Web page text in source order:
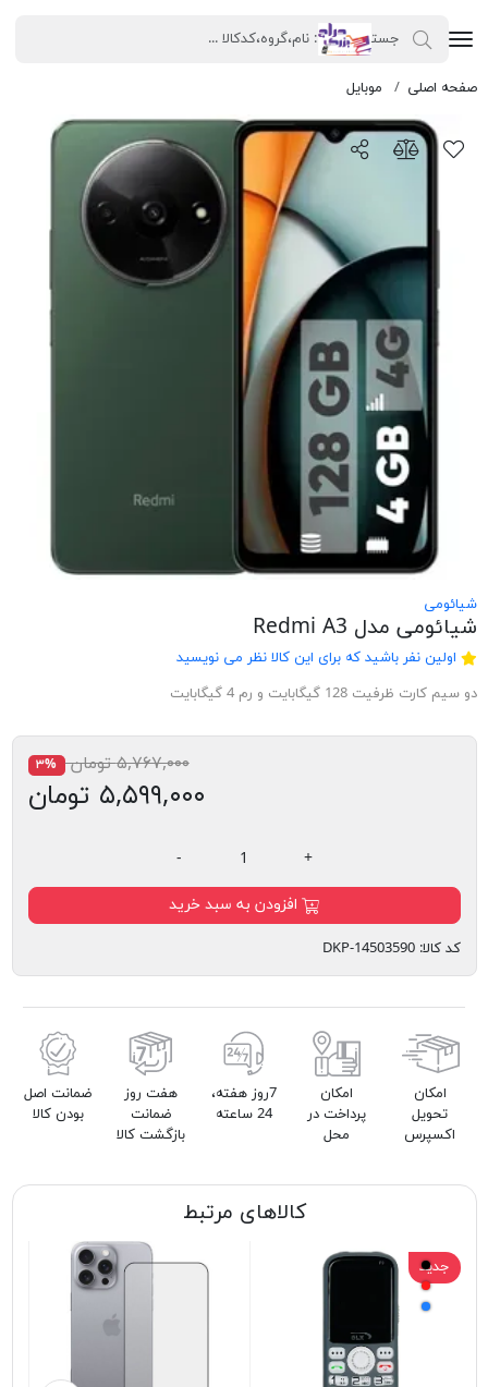
صفحه اصلی موبایلشیائومی مدل Redmi A3
شیائومی
شیائومی مدل Redmi A3
اولین نفر باشید که برای این کالا نظر می نویسید
دو سیم کارت ظرفیت 128 گیگابایت و رم 4 گیگابایت
۵,۷۶۷,۰۰۰ تومان ۳%
۵,۵۹۹,۰۰۰ تومان
- +
افزودن به سبد خرید
کد کالا: DKP-14503590
امکان
تحویل
اکسپرس
امکان
پرداخت در
محل
7روز هفته،
24 ساعته
هفت روز
ضمانت
بازگشت کالا
ضمانت اصل
بودن کالا
کالاهای مرتبط
جدید